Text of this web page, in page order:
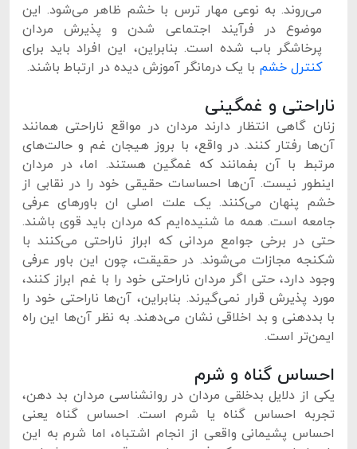
می‌روند. به نوعی مهار ترس با خشم ظاهر می‌شود. این
موضوع در فرآیند اجتماعی شدن و پذیرش مردان
پرخاشگر باب شده است. بنابراین، این افراد باید برای
کنترل خشم با یک درمانگر آموزش دیده در ارتباط باشند.
ناراحتی و غمگینی
زنان گاهی انتظار دارند مردان در مواقع ناراحتی همانند
آن‌ها رفتار کنند. در واقع، با بروز هیجان غم و حالت‌های
مرتبط با آن بفمانند که غمگین هستند. اما، در مردان
اینطور نیست. آن‌ها احساسات حقیقی خود را در نقابی از
خشم پنهان می‌کنند. یک علت اصلی ان باورهای عرفی
جامعه است. همه ما شنیده‌ایم که مردان باید قوی باشند.
حتی در برخی جوامع مردانی که ابراز ناراحتی می‌کنند با
شکنجه مجازات می‌شوند. در حقیقت، چون این باور عرفی
وجود دارد، حتی اگر مردان ناراحتی خود را با غم ابراز کنند،
مورد پذیرش قرار نمی‌گیرند. بنابراین، آن‌ها ناراحتی خود را
با بددهنی و بد اخلاقی نشان می‌دهند. به نظر آن‌ها این راه
ایمن‌تر است.
احساس گناه و شرم
یکی از دلایل بدخلقی مردان در روانشناسی مردان بد دهن،
تجربه احساس گناه یا شرم است. احساس گناه یعنی
احساس پشیمانی واقعی از انجام اشتباه، اما شرم به این